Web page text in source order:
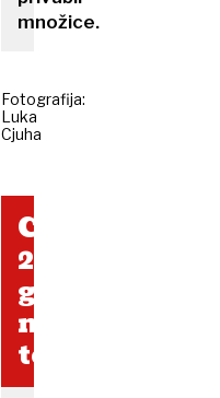
množice.
Fotografija:
Luka
Cjuha
Celje
2321
gledalcev
na
tekmo